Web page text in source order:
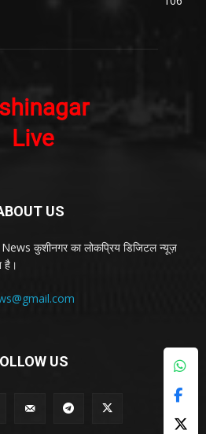
US
कुशीनगर का लोकप्रिय डिजिटल न्यूज़
है।
US